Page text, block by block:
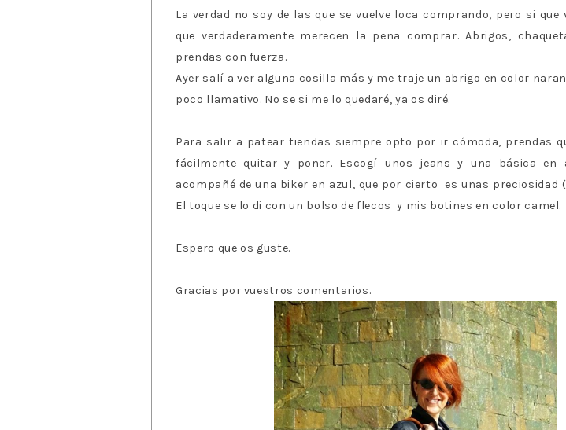
La verdad no soy de las que se vuelve loca comprando, pero si que
que verdaderamente merecen la pena comprar. Abrigos,
prendas con fuerza.
Ayer salí a ver alguna cosilla más y me traje un abrigo en color
poco llamativo. No se si me lo quedaré, ya os diré.
Para salir a patear tiendas siempre opto por ir cómoda, prendas
fácilmente quitar y poner. Escogí unos jeans y una básica en
acompañé de una biker en azul, que por cierto es unas preciosidad
El toque se lo di con un bolso de flecos y mis botines en color camel.
Espero que os guste.
Gracias por vuestros comentarios.